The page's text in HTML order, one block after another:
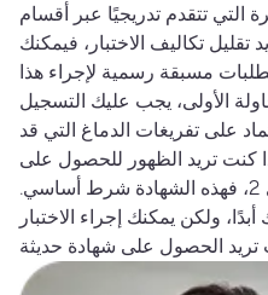
التي تتقدم تدريجيًا عبر أقسام
تقليل تكاليف الاختبار، فيمكنك
مسبقة رسمية لإجراء هذا
الأولى، يجب عليك التسجيل
على تفريغات الدماغ التي قد
كنت تريد الظهور للحصول على
شهادة الحزام الأسود المستوى 2، فهذه الشهادة شرط أساسي.
ولكن يمكنك إجراء الاختبار